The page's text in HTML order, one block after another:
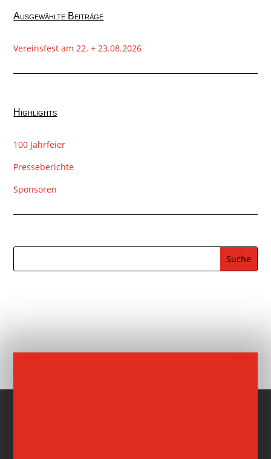
Ausgewählte Beiträge
Vereinsfest am 22. + 23.08.2026
Highlights
100 Jahrfeier
Presseberichte
Sponsoren